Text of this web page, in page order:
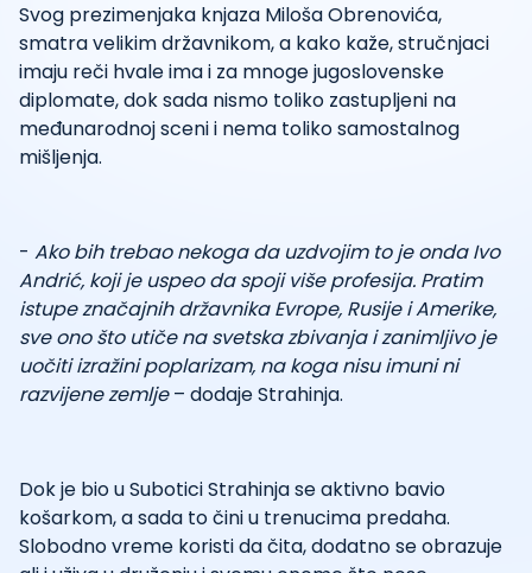
Svog prezimenjaka knjaza Miloša Obrenovića,
smatra velikim državnikom, a kako kaže, stručnjaci
imaju reči hvale ima i za mnoge jugoslovenske
diplomate, dok sada nismo toliko zastupljeni na
međunarodnoj sceni i nema toliko samostalnog
mišljenja.
- Ako bih trebao nekoga da uzdvojim to je onda Ivo
Andrić, koji je uspeo da spoji više profesija. Pratim
istupe značajnih državnika Evrope, Rusije i Amerike,
sve ono što utiče na svetska zbivanja i zanimljivo je
uočiti izražini poplarizam, na koga nisu imuni ni
razvijene zemlje– dodaje Strahinja.
Dok je bio u Subotici Strahinja se aktivno bavio
košarkom, a sada to čini u trenucima predaha.
Slobodno vreme koristi da čita, dodatno se obrazuje